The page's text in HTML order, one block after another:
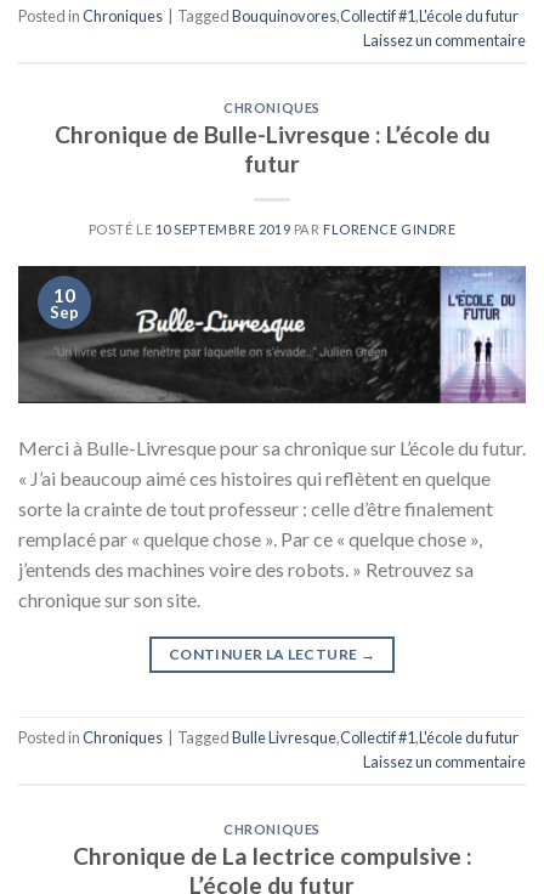
Posted inChroniques TaggedBouquinovores,Collectif #1,L'école du futur
Laissez un commentaire
CHRONIQUES
Chronique de Bulle-Livresque : L’école du
futur
POSTÉ LE 10 SEPTEMBRE 2019 PAR FLORENCE GINDRE
10
Sep
Merci à Bulle-Livresque pour sa chronique sur L’école du futur.
« J’ai beaucoup aimé ces histoires qui reflètent en quelque
sorte la crainte de tout professeur : celle d’être finalement
remplacé par « quelque chose ». Par ce « quelque chose »,
j’entends des machines voire des robots. » Retrouvez sa
chronique sur son site.
CONTINUER LA LECTURE →
Posted inChroniques TaggedBulle Livresque,Collectif #1,L'école du futur
Laissez un commentaire
CHRONIQUES
Chronique de La lectrice compulsive :
L’école du futur